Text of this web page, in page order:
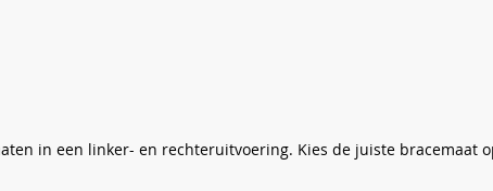
in een linker- en rechteruitvoering. Kies de juiste bracemaat